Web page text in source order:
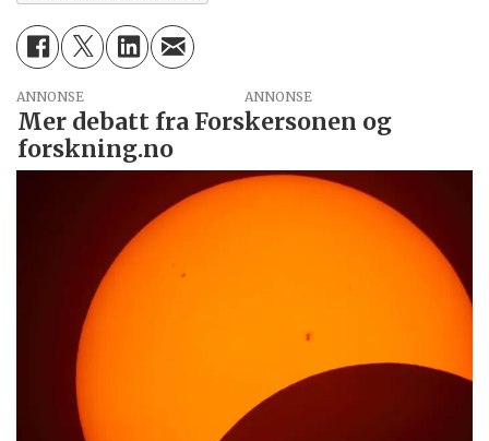
ANNONSE
Mer debatt fra Forskersonen og
forskning.no